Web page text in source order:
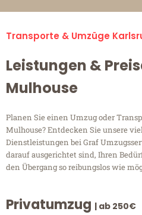
Transporte & Umzüge
Leistungen &
Mulhouse
Planen Sie einen Umzug oder
Mulhouse? Entdecken Sie unsere
Dienstleistungen bei Graf
darauf ausgerichtet sind, Ihren
den Übergang so reibungslos wie
Privatumzug | ab 250€